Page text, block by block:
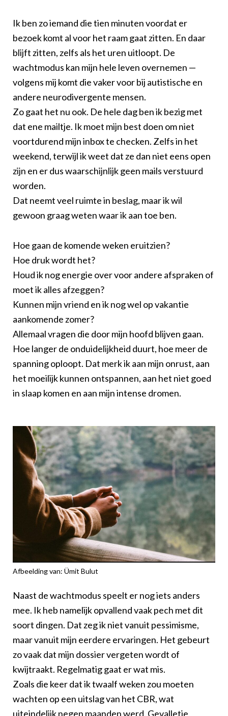
Ik ben zo iemand die tien minuten voordat er
bezoek komt al voor het raam gaat zitten. En daar
blijft zitten, zelfs als het uren uitloopt. De
wachtmodus kan mijn hele leven overnemen —
volgens mij komt die vaker voor bij autistische en
andere neurodivergente mensen.
Zo gaat het nu ook. De hele dag ben ik bezig met
dat ene mailtje. Ik moet mijn best doen om niet
voortdurend mijn inbox te checken. Zelfs in het
weekend, terwijl ik weet dat ze dan niet eens open
zijn en er dus waarschijnlijk geen mails verstuurd
worden.
Dat neemt veel ruimte in beslag, maar ik wil
gewoon graag weten waar ik aan toe ben.
Hoe gaan de komende weken eruitzien?
Hoe druk wordt het?
Houd ik nog energie over voor andere afspraken of
moet ik alles afzeggen?
Kunnen mijn vriend en ik nog wel op vakantie
aankomende zomer?
Allemaal vragen die door mijn hoofd blijven gaan.
Hoe langer de onduidelijkheid duurt, hoe meer de
spanning oploopt. Dat merk ik aan mijn onrust, aan
het moeilijk kunnen ontspannen, aan het niet goed
in slaap komen en aan mijn intense dromen.
Afbeelding van: Ümit Bulut
Naast de wachtmodus speelt er nog iets anders
mee. Ik heb namelijk opvallend vaak pech met dit
soort dingen. Dat zeg ik niet vanuit pessimisme,
maar vanuit mijn eerdere ervaringen. Het gebeurt
zo vaak dat mijn dossier vergeten wordt of
kwijtraakt. Regelmatig gaat er wat mis.
Zoals die keer dat ik twaalf weken zou moeten
wachten op een uitslag van het CBR, wat
uiteindelijk negen maanden werd. Gevalletje